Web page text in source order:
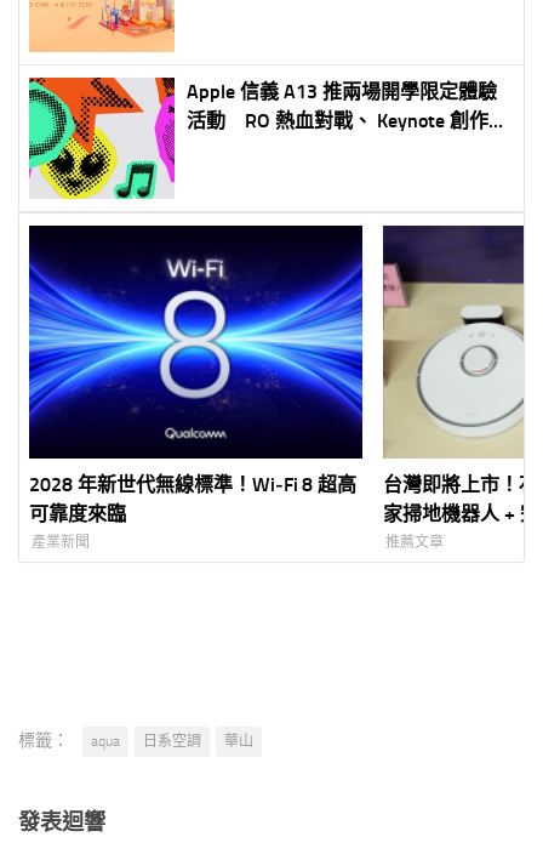
Apple 信義 A13 推兩場開學限定體驗
活動 RO 熱血對戰、 Keynote 創作一
2028 年新世代無線標準！Wi‑Fi 8 超高
可靠度來臨
產業新聞
台灣即將上市！
家掃地機器人 +
地的二代掃地機
推薦文章
標籤： aqua 日系空調 華山
發表迴響